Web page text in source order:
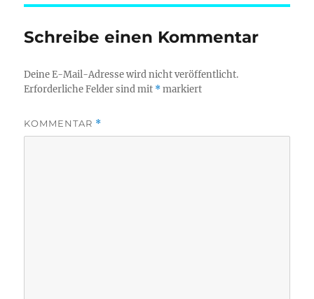
Schreibe einen Kommentar
Deine E-Mail-Adresse wird nicht veröffentlicht.
Erforderliche Felder sind mit *markiert
KOMMENTAR *